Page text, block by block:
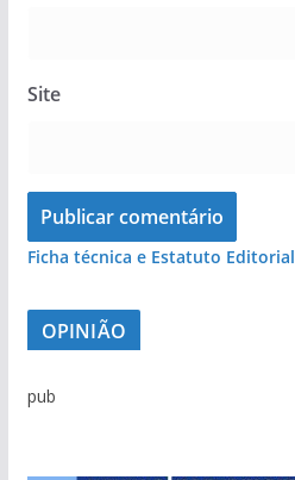
Site
Ficha técnica e Estatuto Editorial
OPINIÃO
pub